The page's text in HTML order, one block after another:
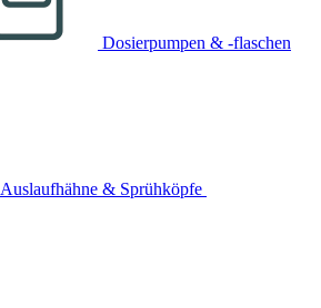
Dosierpumpen & -flaschen
Auslaufhähne & Sprühköpfe